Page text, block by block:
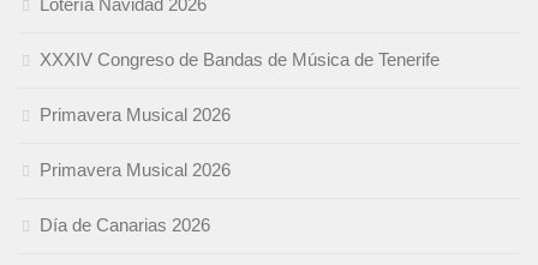
Lotería Navidad 2026
XXXIV Congreso de Bandas de Música de Tenerife
Primavera Musical 2026
Primavera Musical 2026
Día de Canarias 2026